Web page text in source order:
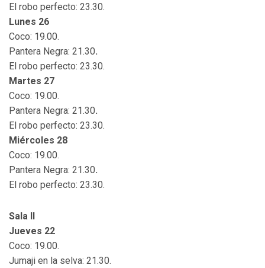
El robo perfecto: 23.30.
Lunes 26
Coco: 19.00.
Pantera Negra: 21.30.
El robo perfecto: 23.30.
Martes 27
Coco: 19.00.
Pantera Negra: 21.30.
El robo perfecto: 23.30.
Miércoles 28
Coco: 19.00.
Pantera Negra: 21.30.
El robo perfecto: 23.30.
Sala II
Jueves 22
Coco: 19.00.
Jumaji en la selva: 21.30.